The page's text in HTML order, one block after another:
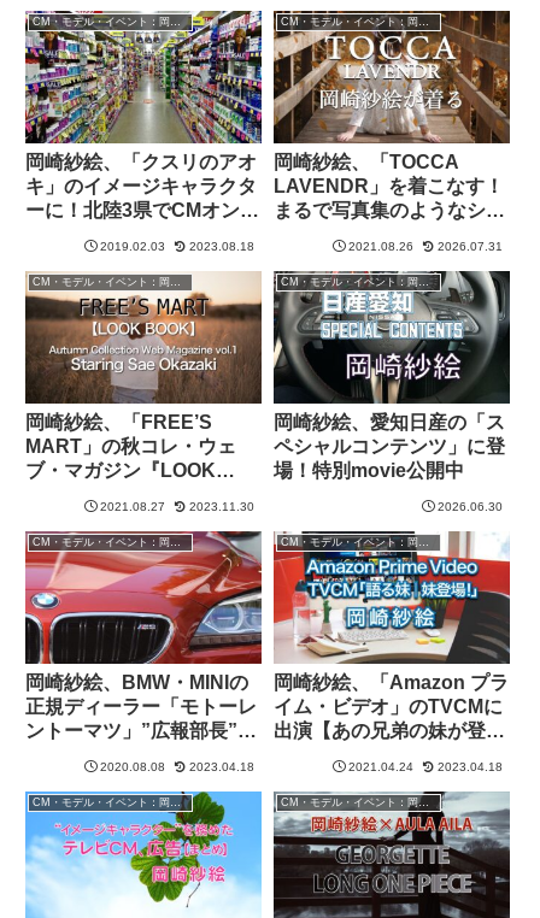
岡崎紗絵、「クスリのアオ
キ」のイメージキャラクタ
ーに！北陸3県でCMオンエ
2019.02.03 2023.08.18
岡崎紗絵、「TOCCA
LAVENDR」を着こなす！
まるで写真集のようなショ
2021.08.26 2026.07.31
岡崎紗絵、「FREE’S
MART」の秋コレ・ウェ
ブ・マガジン『LOOK
2021.08.27 2023.11.30
岡崎紗絵、愛知日産の「ス
ペシャルコンテンツ」に登
場！特別movie公開中
2026.06.30
岡崎紗絵、BMW・MINIの
正規ディーラー「モトーレ
ントーマツ」”広報部長”に
YouTubeで！
2020.08.08 2023.04.18
岡崎紗絵、「Amazon プラ
イム・ビデオ」のTVCMに
出演【あの兄弟の妹が登
2021.04.24 2023.04.18
CM・モデル・イベント：岡崎紗絵 CM・モデル・イベント：岡崎紗絵